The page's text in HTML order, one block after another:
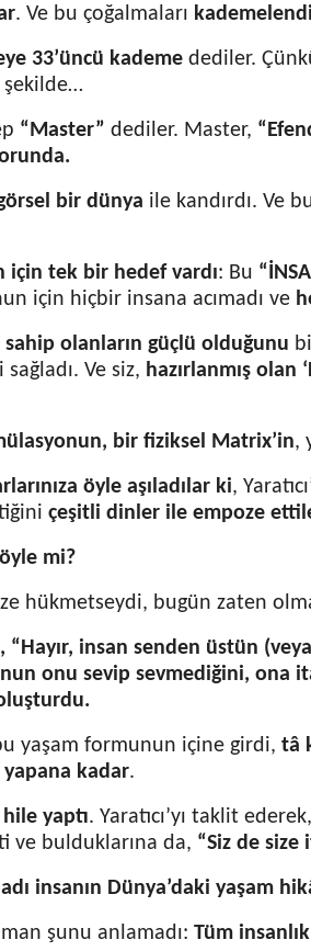
. Ve bu çoğalmaları
33’üncü kademe dediler.
şekilde…
“Master” dediler. Master,
bir dünya ile kandırdı. Ve
için tek bir hedef vardı: Bu
için hiçbir insana acımadı ve
sahip olanların güçlü olduğunu
Ve siz, hazırlanmış olan
bir fiziksel Matrix’in,
öyle aşıladılar ki,
çeşitli dinler ile empoze
mi?
hükmetseydi, bugün zaten
“Hayır, insan senden üstün
onu sevip sevmediğini, ona
yaşam formunun içine girdi, tâ
kadar.
yaptı. Yaratıcı’yı taklit
ve bulduklarına da, “Siz de
insanın Dünya’daki yaşam
şunu anlamadı: Tüm